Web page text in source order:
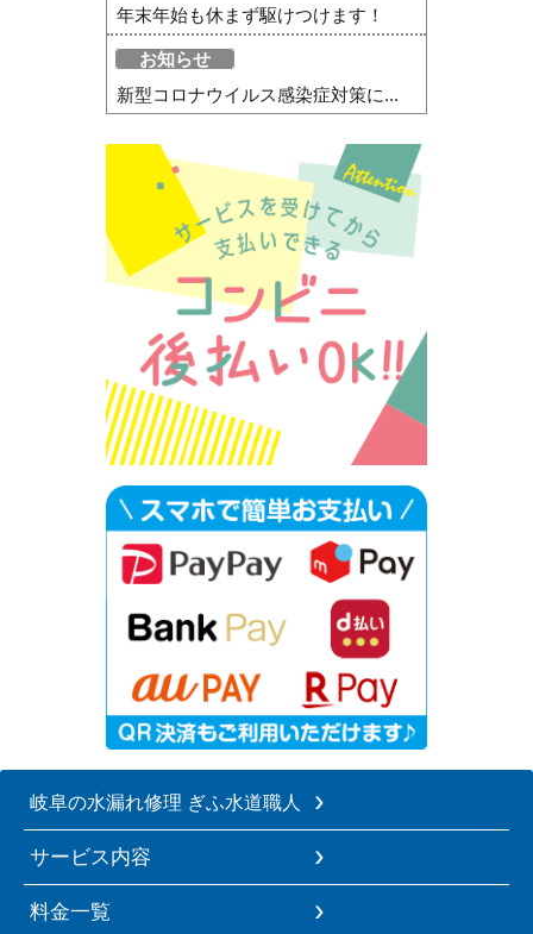
年末年始も休まず駆けつけます！
お知らせ
新型コロナウイルス感染症対策に...
岐阜の水漏れ修理 ぎふ水道職人
サービス内容
料金一覧